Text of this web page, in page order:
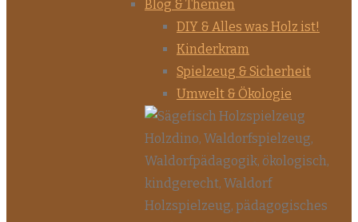
Blog & Themen
DIY & Alles was Holz ist!
Kinderkram
Spielzeug & Sicherheit
Umwelt & Ökologie